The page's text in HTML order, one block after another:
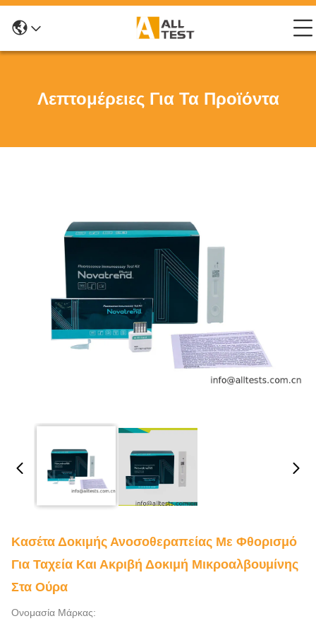
Λεπτομέρειες Για Τα Προϊόντα
Κασέτα Δοκιμής Ανοσοθεραπείας Με Φθορισμό
Για Ταχεία Και Ακριβή Δοκιμή Μικροαλβουμίνης
Στα Ούρα
Ονομασία Μάρκας: